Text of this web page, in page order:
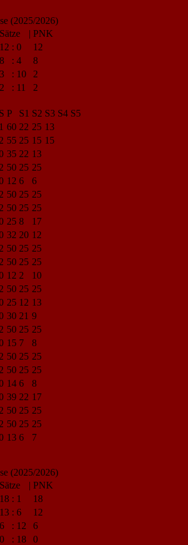
(2025/2026)
Sätze | PNK
12 : 0
12
8 : 4
8
3 : 10
2
2 : 11 2
S P S1 S2 S3 S4 S5
1 60 22 25 13
2 55 25 15 15
35 22 13
2 50 25 25
12 6
6
2 50 25 25
2 50 25 25
25 8
17
32 20 12
2 50 25 25
2 50 25 25
12 2
10
2 50 25 25
25 12 13
30 21 9
2 50 25 25
15 7
8
2 50 25 25
2 50 25 25
14 6
8
39 22 17
2 50 25 25
2 50 25 25
13 6 7
(2025/2026)
Sätze | PNK
18 : 1
18
13 : 6
12
6 : 12
6
0 : 18 0